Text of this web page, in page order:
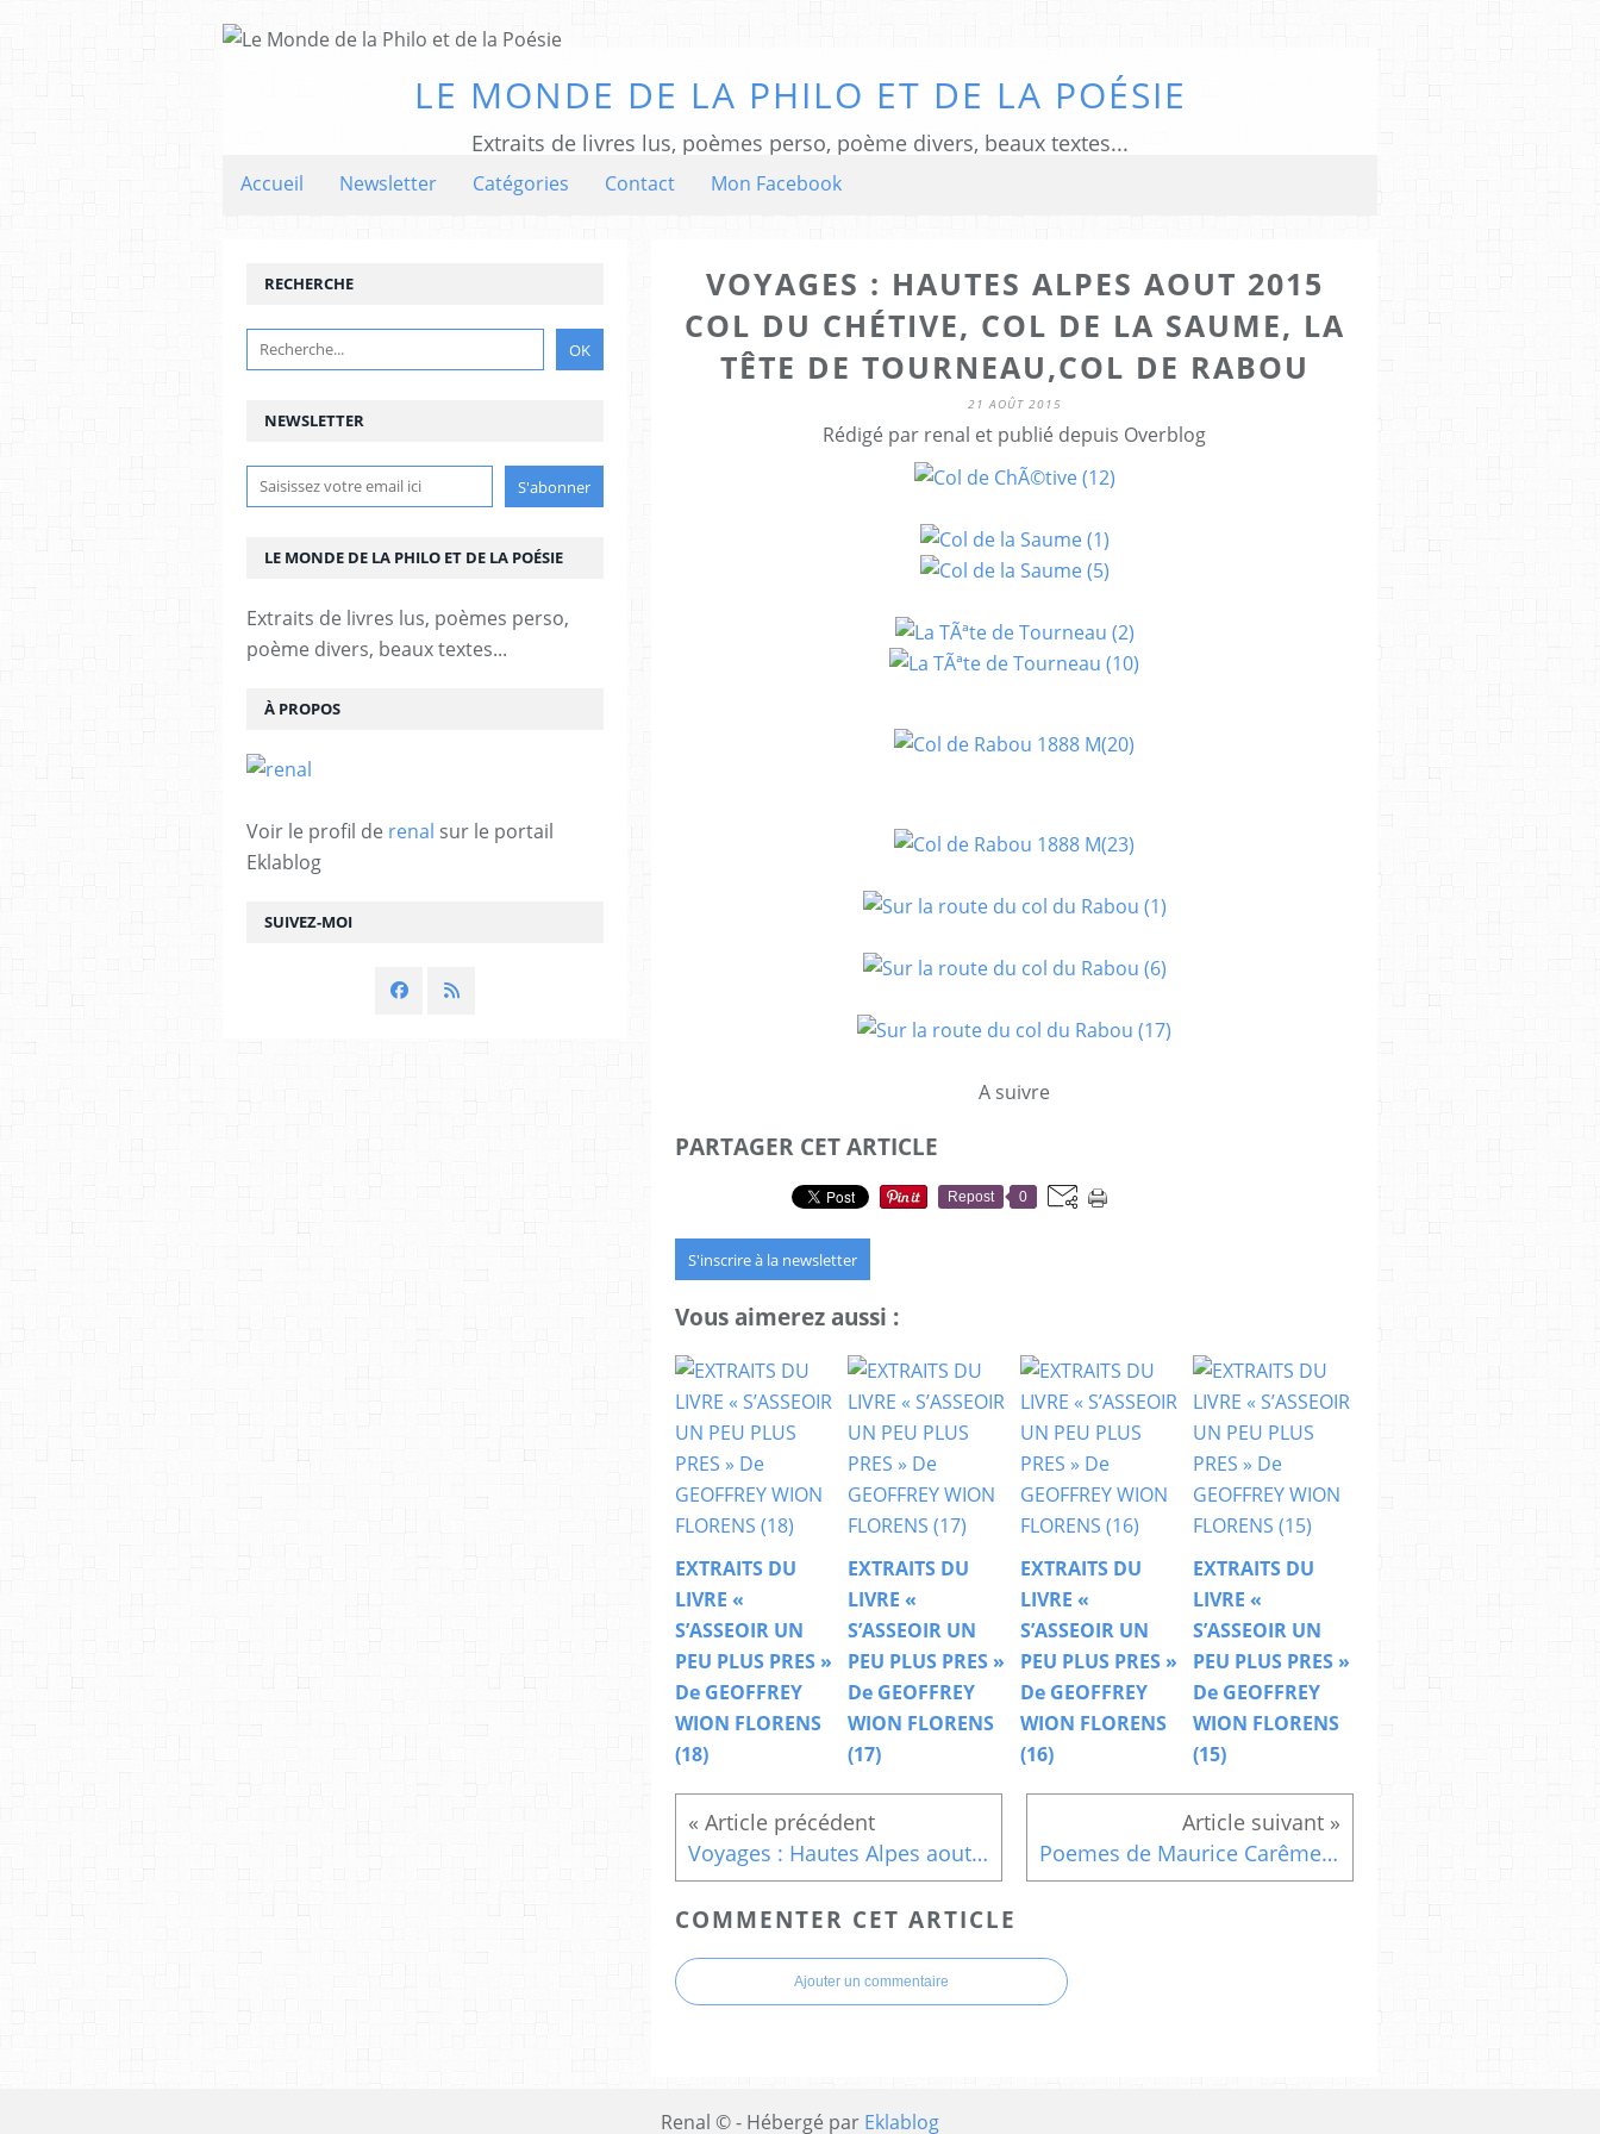
LE MONDE DE LA PHILO ET DE LA POÉSIE
Extraits de livres lus, poèmes perso, poème divers, beaux textes...
Accueil Newsletter Catégories Contact Mon Facebook
VOYAGES : HAUTES ALPES AOUT 2015
COL DU CHÉTIVE, COL DE LA SAUME, LA
TÊTE DE TOURNEAU,COL DE RABOU
21 AOÛT 2015
Rédigé par renal et publié depuis Overblog
A suivre
PARTAGER CET ARTICLE
Repost 0
S'inscrire à la newsletter
Vous aimerez aussi :
EXTRAITS DU
LIVRE «
S’ASSEOIR UN
PEU PLUS PRES »
De GEOFFREY
WION FLORENS
(18)
EXTRAITS DU
LIVRE «
S’ASSEOIR UN
PEU PLUS PRES »
De GEOFFREY
WION FLORENS
(17)
EXTRAITS DU
LIVRE «
S’ASSEOIR UN
PEU PLUS PRES »
De GEOFFREY
WION FLORENS
(16)
EXTRAITS DU
LIVRE «
S’ASSEOIR UN
PEU PLUS PRES »
De GEOFFREY
WION FLORENS
(15)
Voyages : Hautes Alpes aout 2015 Col du Chétive, Col de la Saume, La tête de Tourneau,Col de Rabou Poemes de Maurice Carême : Mon frère Charles d?Orléans
COMMENTER CET ARTICLE
Ajouter un commentaire
NEWSLETTER
SUIVEZ-MOI
RECHERCHE
LE MONDE DE LA PHILO ET DE LA POÉSIE
Extraits de livres lus, poèmes perso,
poème divers, beaux textes...
À PROPOS
Voir le profil de renal sur le portail
Eklablog
Renal © - Hébergé par Eklablog